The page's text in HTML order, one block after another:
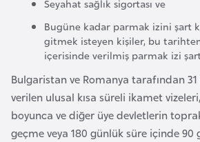
Seyahat sağlık sigortası ve
Bugüne kadar parmak izini şart
gitmek isteyen kişiler, bu
içerisinde verilmiş parmak izi
Bulgaristan ve Romanya tarafından
verilen ulusal kısa süreli ikamet
boyunca ve diğer üye devletlerin
geçme veya 180 günlük süre içinde 90
i
k
a